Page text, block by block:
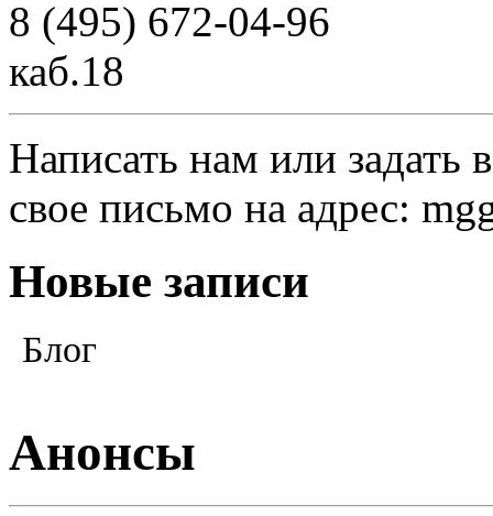
8 (495) 672-04-96
каб.18
Написать нам или
свое письмо на адрес:
Новые записи
Блог
Анонсы